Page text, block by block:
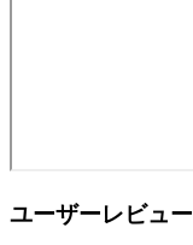
ユーザーレビュー